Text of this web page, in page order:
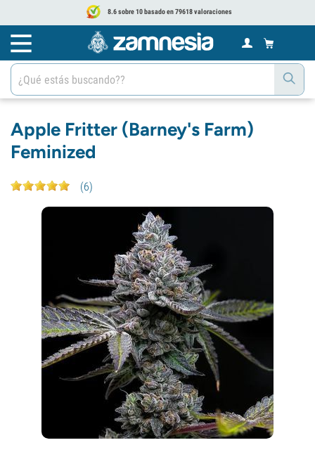
8.6 sobre 10 basado en 79618 valoraciones
Apple Fritter (Barney's Farm)
Feminized
(6)